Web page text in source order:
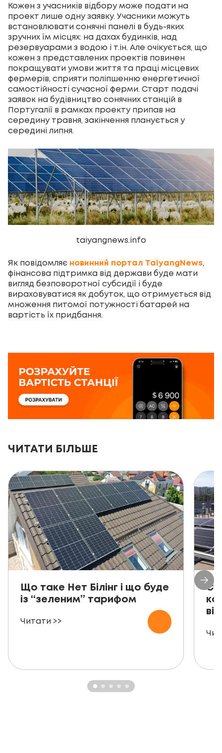
Кожен з учасників відбору може подати на
проект лише одну заявку. Учасники можуть
встановлювати сонячні панелі в будь-яких
зручних їм місцях: на дахах будинків, над
резервуарами з водою і т.ін. Але очікується, що
кожен з представлених проектів повинен
покращувати умови життя та праці місцевих
фермерів, сприяти поліпшенню енергетичної
самостійності сучасної ферми. Старт подачі
заявок на будівництво сонячних станцій в
Португалії в рамках проекту припав на
середину травня, закінчення планується у
середині липня.
taiyangnews.info
Як повідомляє новинний портал TaiyangNews,
фінансова підтримка від держави буде мати
вигляд безповоротної субсидії і буде
вираховуватися як добуток, що отримується від
множення питомої потужності батарей на
вартість їх придбання.
ЧИТАТИ БІЛЬШЕ
Що таке Нет Білінг і що буде
із “зеленим” тарифом
Читати >>